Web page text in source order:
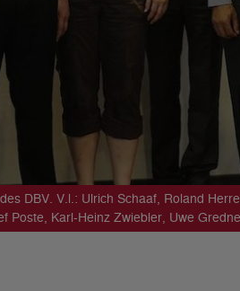
DBV. V.l.: Ulrich Schaaf, Roland
Poste, Karl-Heinz Zwiebler, Uwe